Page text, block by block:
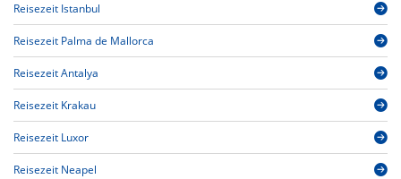
Reisezeit Istanbul
Reisezeit Palma de Mallorca
Reisezeit Antalya
Reisezeit Krakau
Reisezeit Luxor
Reisezeit Neapel